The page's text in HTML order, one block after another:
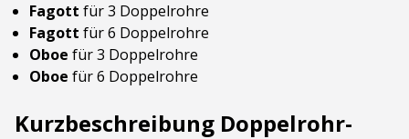
Fagott für 3 Doppelrohre
Fagott für 6 Doppelrohre
Oboe für 3 Doppelrohre
Oboe für 6 Doppelrohre
Kurzbeschreibung Doppelrohr-